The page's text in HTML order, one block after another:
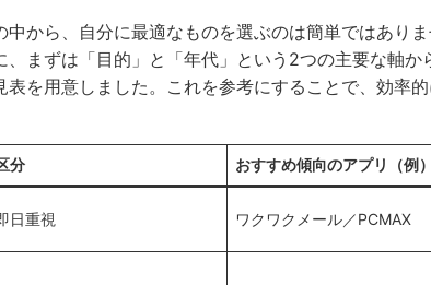
から、自分に最適なものを選ぶのは簡単ではあり
まずは「目的」と「年代」という2つの主要な軸か
を用意しました。これを参考にすることで、効率
分 おすすめ傾向のアプリ（例）
日重視 ワクワクメール／PCMAX